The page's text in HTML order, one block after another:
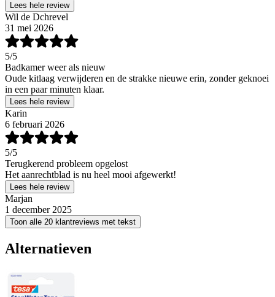
Lees hele review
Wil de Dchrevel
31 mei 2026
5/5
Badkamer weer als nieuw
Oude kitlaag verwijderen en de strakke nieuwe erin, zonder geknoei
in een paar minuten klaar.
Lees hele review
Karin
6 februari 2026
5/5
Terugkerend probleem opgelost
Het aanrechtblad is nu heel mooi afgewerkt!
Lees hele review
Marjan
1 december 2025
Toon alle 20 klantreviews met tekst
Alternatieven